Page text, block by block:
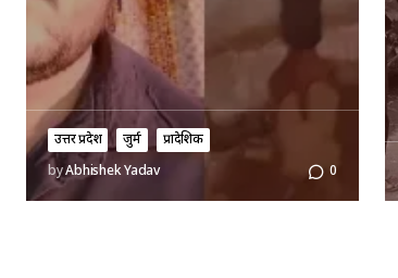
उत्तर प्रदेश जुर्म
प्रादेशिक
byAbhishek Yadav 0